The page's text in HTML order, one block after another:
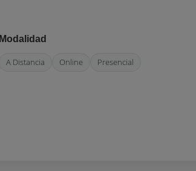
Modalidad
A Distancia Online Presencial